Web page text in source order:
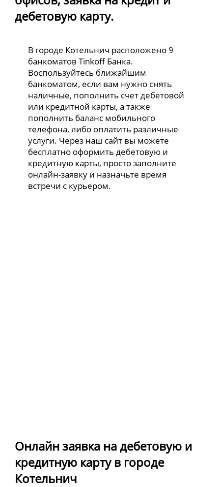
дебетовую карту.
В городе Котельнич расположено 9
банкоматов Tinkoff Банка.
Воспользуйтесь ближайшим
банкоматом, если вам нужно снять
наличные, пополнить счет дебетовой
или кредитной карты, а также
пополнить баланс мобильного
телефона, либо оплатить различные
услуги. Через наш сайт вы можете
бесплатно оформить дебетовую и
кредитную карты, просто заполните
онлайн-заявку и назначьте время
встречи с курьером.
Онлайн заявка на дебетовую и
кредитную карту в городе
Котельнич